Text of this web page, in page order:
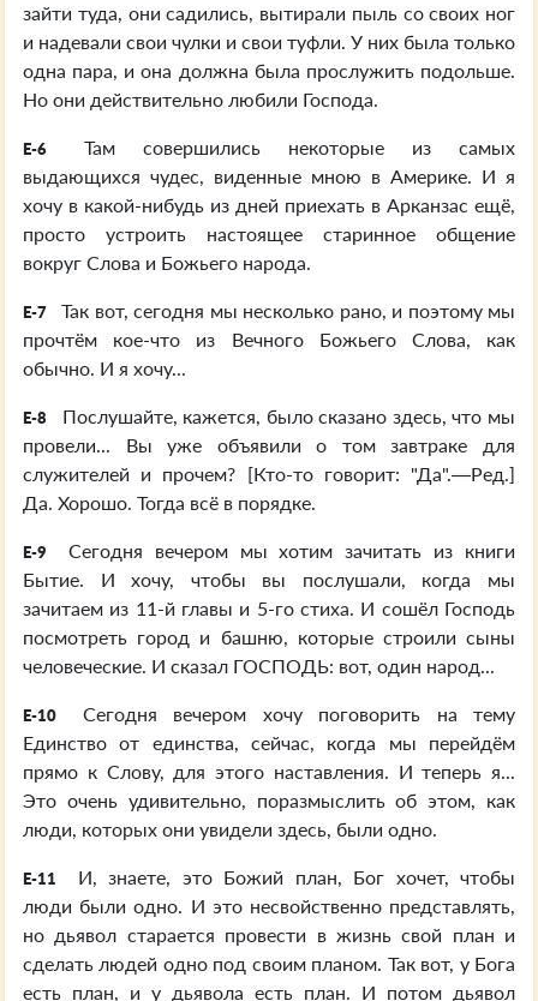
зайти туда, они садились, вытирали пыль со своих ног
и надевали свои чулки и свои туфли. У них была только
одна пара, и она должна была прослужить подольше.
Но они действительно любили Господа.
E-6
Там совершились некоторые из самых
выдающихся чудес, виденные мною в Америке. И я
хочу в какой-нибудь из дней приехать в Арканзас ещё,
просто устроить настоящее старинное общение
вокруг Слова и Божьего народа.
E-7
Так вот, сегодня мы несколько рано, и поэтому мы
прочтём кое-что из Вечного Божьего Слова, как
обычно. И я хочу...
E-8
Послушайте, кажется, было сказано здесь, что мы
провели... Вы уже объявили о том завтраке для
служителей и прочем? [Кто-то говорит: "Да".—Ред.]
Да. Хорошо. Тогда всё в порядке.
E-9
Сегодня вечером мы хотим зачитать из книги
Бытие. И хочу, чтобы вы послушали, когда мы
зачитаем из 11-й главы и 5-го стиха. И сошёл Господь
посмотреть город и башню, которые строили сыны
человеческие. И сказал ГОСПОДЬ: вот, один народ...
E-10
Сегодня вечером хочу поговорить на тему
Единство от единства, сейчас, когда мы перейдём
прямо к Слову, для этого наставления. И теперь я...
Это очень удивительно, поразмыслить об этом, как
люди, которых они увидели здесь, были одно.
E-11
И, знаете, это Божий план, Бог хочет, чтобы
люди были одно. И это несвойственно представлять,
но дьявол старается провести в жизнь свой план и
сделать людей одно под своим планом. Так вот, у Бога
есть план, и у дьявола есть план. И потом дьявол